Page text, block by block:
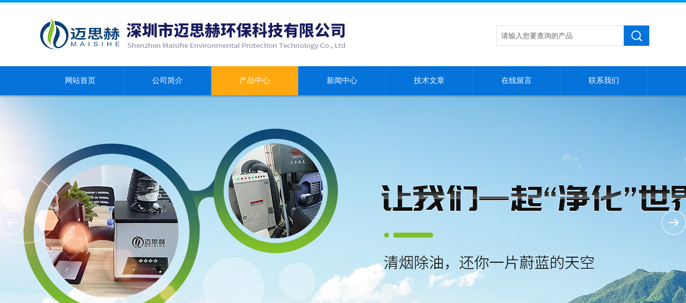
网站首页 公司简介 产品中心 新闻中心 技术文章 在线留言 联系我们